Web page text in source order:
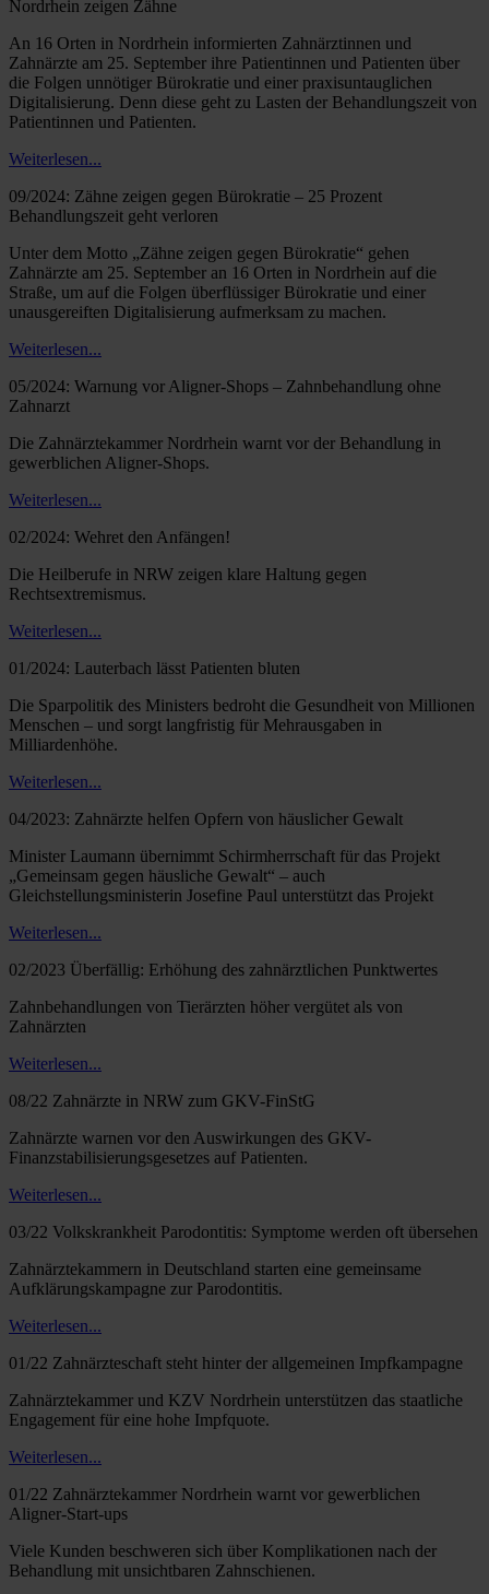
Nordrhein zeigen Zähne
An 16 Orten in Nordrhein informierten Zahnärztinnen und
Zahnärzte am 25. September ihre Patientinnen und Patienten über
die Folgen unnötiger Bürokratie und einer praxisuntauglichen
Digitalisierung. Denn diese geht zu Lasten der Behandlungszeit von
Patientinnen und Patienten.
Weiterlesen...
09/2024: Zähne zeigen gegen Bürokratie – 25 Prozent
Behandlungszeit geht verloren
Unter dem Motto „Zähne zeigen gegen Bürokratie“ gehen
Zahnärzte am 25. September an 16 Orten in Nordrhein auf die
Straße, um auf die Folgen überflüssiger Bürokratie und einer
unausgereiften Digitalisierung aufmerksam zu machen.
Weiterlesen...
05/2024: Warnung vor Aligner-Shops – Zahnbehandlung ohne
Zahnarzt
Die Zahnärztekammer Nordrhein warnt vor der Behandlung in
gewerblichen Aligner-Shops.
Weiterlesen...
02/2024: Wehret den Anfängen!
Die Heilberufe in NRW zeigen klare Haltung gegen
Rechtsextremismus.
Weiterlesen...
01/2024: Lauterbach lässt Patienten bluten
Die Sparpolitik des Ministers bedroht die Gesundheit von Millionen
Menschen – und sorgt langfristig für Mehrausgaben in
Milliardenhöhe.
Weiterlesen...
04/2023: Zahnärzte helfen Opfern von häuslicher Gewalt
Minister Laumann übernimmt Schirmherrschaft für das Projekt
„Gemeinsam gegen häusliche Gewalt“ – auch
Gleichstellungsministerin Josefine Paul unterstützt das Projekt
Weiterlesen...
02/2023 Überfällig: Erhöhung des zahnärztlichen Punktwertes
Zahnbehandlungen von Tierärzten höher vergütet als von
Zahnärzten
Weiterlesen...
08/22 Zahnärzte in NRW zum GKV-FinStG
Zahnärzte warnen vor den Auswirkungen des GKV-
Finanzstabilisierungsgesetzes auf Patienten.
Weiterlesen...
03/22 Volkskrankheit Parodontitis: Symptome werden oft übersehen
Zahnärztekammern in Deutschland starten eine gemeinsame
Aufklärungskampagne zur Parodontitis.
Weiterlesen...
01/22 Zahnärzteschaft steht hinter der allgemeinen Impfkampagne
Zahnärztekammer und KZV Nordrhein unterstützen das staatliche
Engagement für eine hohe Impfquote.
Weiterlesen...
01/22 Zahnärztekammer Nordrhein warnt vor gewerblichen
Aligner-Start-ups
Viele Kunden beschweren sich über Komplikationen nach der
Behandlung mit unsichtbaren Zahnschienen.